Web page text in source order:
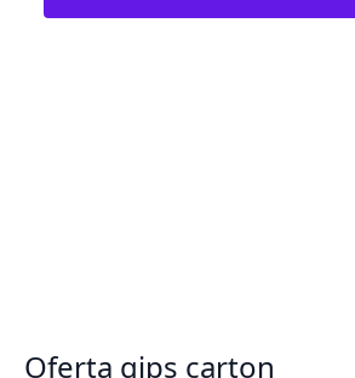
Oferta gips carton